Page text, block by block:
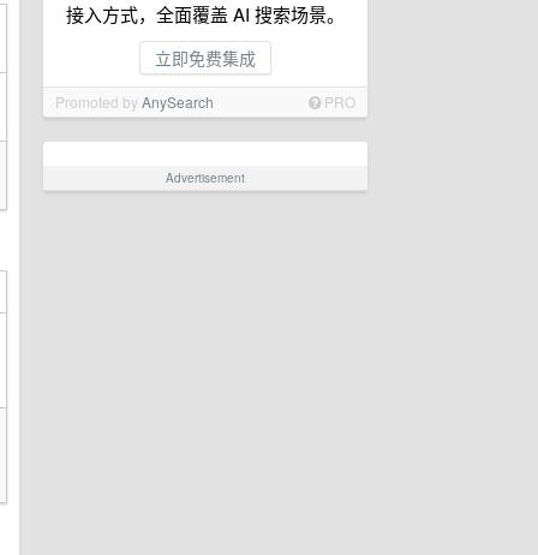
接入方式，全面覆盖 AI 搜索场景。
立即免费集成
Promoted byAnySearch PRO
Advertisement